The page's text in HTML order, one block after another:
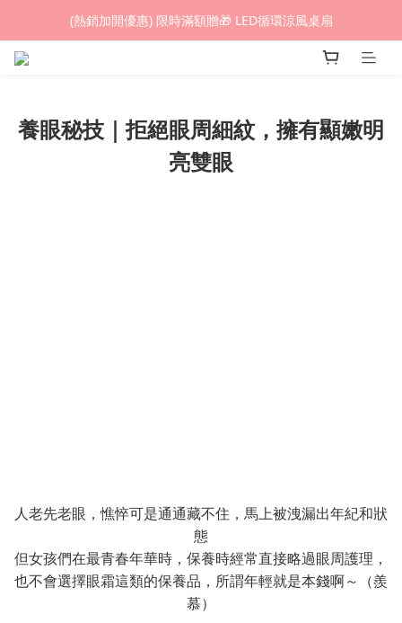
(熱銷加開優惠) 限時滿額贈🎁 LED循環涼風桌扇
(熱銷加開優惠) 限時滿額贈🎁 LED循環涼風桌扇
城鎮韌性(防空)演習期間，網頁載入速度可能延遲。
養眼秘技｜拒絕眼周細紋，擁有顯嫩明
亮雙眼
人老先老眼，憔悴可是通通藏不住，馬上被洩漏出年紀和狀
態
但女孩們在最青春年華時，保養時經常直接略過眼周護理，
也不會選擇眼霜這類的保養品，所謂年輕就是本錢啊～（羨
慕）